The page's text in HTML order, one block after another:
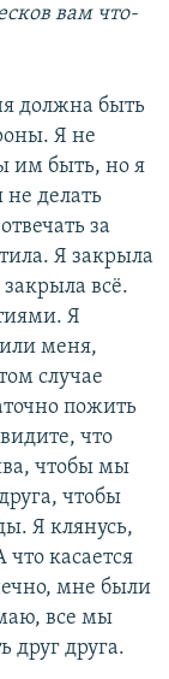
вам что-
должна быть
Я не
им быть, но я
не делать
за
Я закрыла
всё.
Я
меня,
случае
пожить
что
чтобы мы
чтобы
Я клянусь,
касается
мне были
все мы
друг друга.